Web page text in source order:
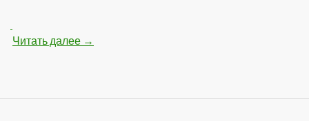
Читать далее Классная голенькая девочка на столе (100
→